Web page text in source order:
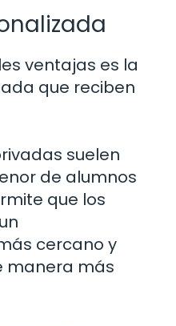
ventajas es la
que reciben
suelen
de alumnos
que los
cercano y
manera más